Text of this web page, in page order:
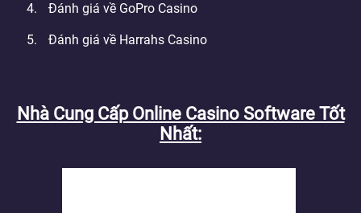
Đánh giá về GoPro Casino
Đánh giá về Harrahs Casino
Nhà Cung Cấp Online Casino Software Tốt
Nhất